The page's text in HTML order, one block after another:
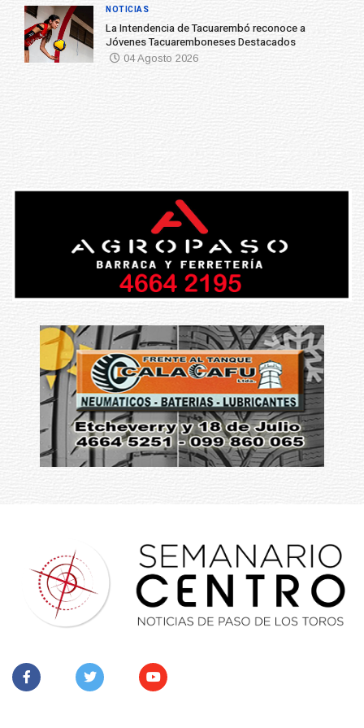
La Intendencia de Tacuarembó reconoce a
Jóvenes Tacuaremboneses Destacados
04 Agosto 2026
NOTICIAS